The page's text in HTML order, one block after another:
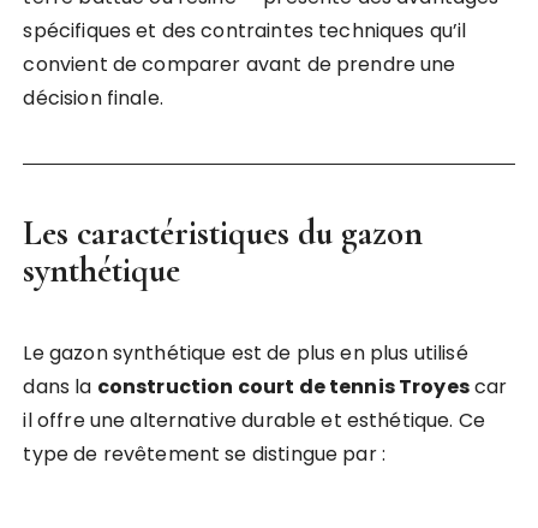
spécifiques et des contraintes techniques qu’il
convient de comparer avant de prendre une
décision finale.
Les caractéristiques du gazon
synthétique
Le gazon synthétique est de plus en plus utilisé
dans la construction court de tennis Troyescar
il offre une alternative durable et esthétique. Ce
type de revêtement se distingue par :